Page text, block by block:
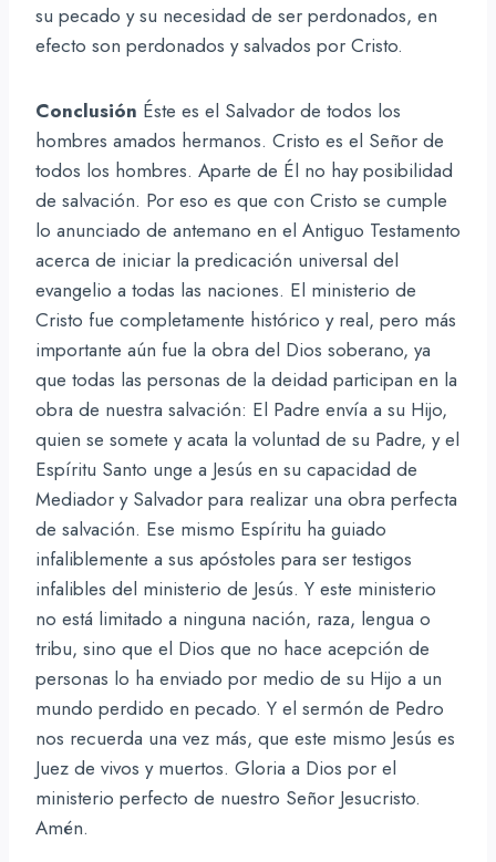
su pecado y su necesidad de ser perdonados, en
efecto son perdonados y salvados por Cristo.
Conclusión Éste es el Salvador de todos los
hombres amados hermanos. Cristo es el Señor de
todos los hombres. Aparte de Él no hay posibilidad
de salvación. Por eso es que con Cristo se cumple
lo anunciado de antemano en el Antiguo Testamento
acerca de iniciar la predicación universal del
evangelio a todas las naciones. El ministerio de
Cristo fue completamente histórico y real, pero más
importante aún fue la obra del Dios soberano, ya
que todas las personas de la deidad participan en la
obra de nuestra salvación: El Padre envía a su Hijo,
quien se somete y acata la voluntad de su Padre, y el
Espíritu Santo unge a Jesús en su capacidad de
Mediador y Salvador para realizar una obra perfecta
de salvación. Ese mismo Espíritu ha guiado
infaliblemente a sus apóstoles para ser testigos
infalibles del ministerio de Jesús. Y este ministerio
no está limitado a ninguna nación, raza, lengua o
tribu, sino que el Dios que no hace acepción de
personas lo ha enviado por medio de su Hijo a un
mundo perdido en pecado. Y el sermón de Pedro
nos recuerda una vez más, que este mismo Jesús es
Juez de vivos y muertos. Gloria a Dios por el
ministerio perfecto de nuestro Señor Jesucristo.
Amén.